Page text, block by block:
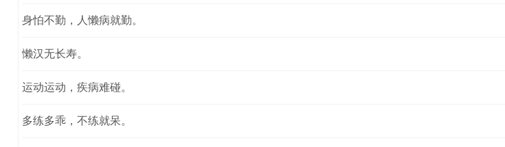
身怕不勤，人懒病就勤。
懒汉无长寿。
运动运动，疾病难碰。
多练多乖，不练就呆。